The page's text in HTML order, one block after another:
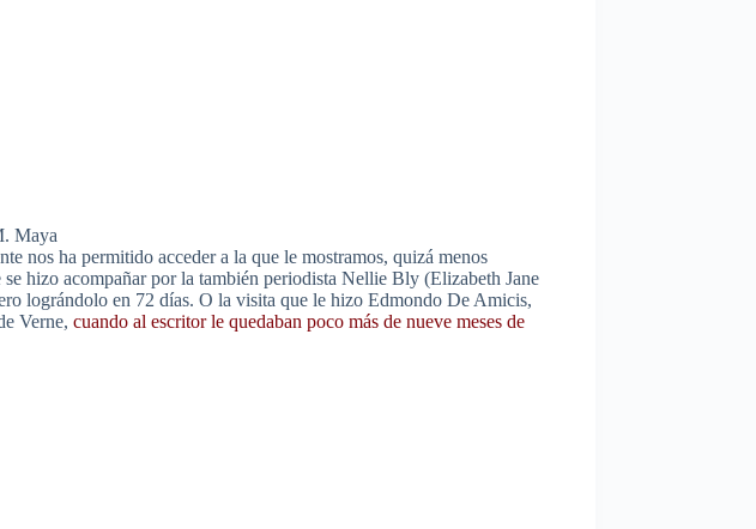
Maya
nos ha permitido acceder a la que le mostramos, quizá menos
hizo acompañar por la también periodista Nellie Bly (Elizabeth Jane
lográndolo en 72 días. O la visita que le hizo Edmondo De Amicis,
Verne, cuando al escritor le quedaban poco más de nueve meses de